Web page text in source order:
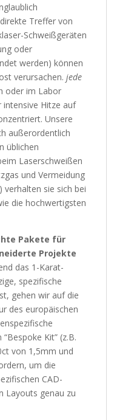
Treffer von
Schweißgeräten
oder
werden) können
verursachen. jede
oder im Labor
intensive Hitze auf
Unsere
außerordentlich
üblichen
Laserschweißen
und Vermeidung
sie sich bei
die hochwertigsten
Pakete für
Projekte
das 1-Karat-
spezifische
gehen wir auf die
des europäischen
Kit” (z.B.
von 1,5mm und
um die
CAD-
Layouts genau zu